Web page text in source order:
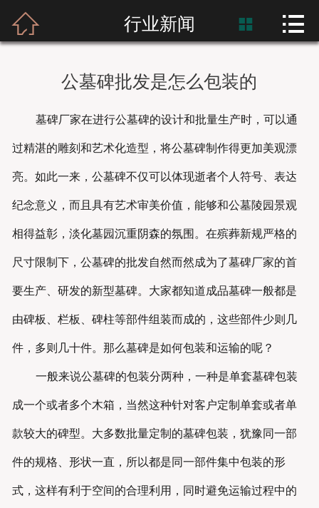
首页
新闻资讯
产品应用
工程案例
 行业新闻  
公墓碑批发是怎么包装的
墓碑厂家在进行公墓碑的设计和批量生产时，可以通
过精湛的雕刻和艺术化造型，将公墓碑制作得更加美观漂
亮。如此一来，公墓碑不仅可以体现逝者个人符号、表达
纪念意义，而且具有艺术审美价值，能够和公墓陵园景观
相得益彰，淡化墓园沉重阴森的氛围。在殡葬新规严格的
尺寸限制下，公墓碑的批发自然而然成为了墓碑厂家的首
要生产、研发的新型墓碑。大家都知道成品墓碑一般都是
由碑板、栏板、碑柱等部件组装而成的，这些部件少则几
件，多则几十件。那么墓碑是如何包装和运输的呢？
一般来说公墓碑的包装分两种，一种是单套墓碑包装
成一个或者多个木箱，当然这种针对客户定制单套或者单
款较大的碑型。大多数批量定制的墓碑包装，犹豫同一部
件的规格、形状一直，所以都是同一部件集中包装的形
式，这样有利于空间的合理利用，同时避免运输过程中的